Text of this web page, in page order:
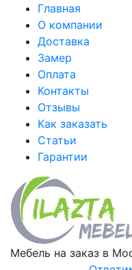
Главная
О компании
Доставка
Замер
Оплата
Контакты
Отзывы
Как заказать
Статьи
Гарантии
Мебель на заказ в